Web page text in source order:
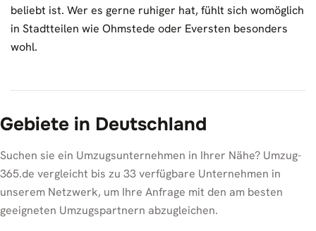
beliebt ist. Wer es gerne ruhiger hat, fühlt sich womöglich
in Stadtteilen wie Ohmstede oder Eversten besonders
wohl.
Gebiete in Deutschland
Suchen sie ein Umzugsunternehmen in Ihrer Nähe? Umzug-
365.de vergleicht bis zu 33 verfügbare Unternehmen in
unserem Netzwerk, um Ihre Anfrage mit den am besten
geeigneten Umzugspartnern abzugleichen.